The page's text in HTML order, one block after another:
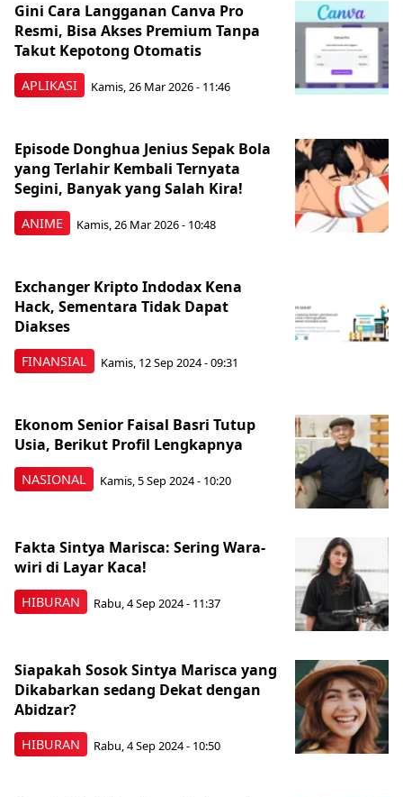
APLIKASI
Gini Cara Langganan Canva Pro
Resmi, Bisa Akses Premium Tanpa
Takut Kepotong Otomatis
Kamis, 26 Mar 2026 - 11:46
ANIME
Episode Donghua Jenius Sepak Bola
yang Terlahir Kembali Ternyata
Segini, Banyak yang Salah Kira!
Kamis, 26 Mar 2026 - 10:48
FINANSIAL
Exchanger Kripto Indodax Kena
Hack, Sementara Tidak Dapat
Diakses
Kamis, 12 Sep 2024 - 09:31
NASIONAL
Ekonom Senior Faisal Basri Tutup
Usia, Berikut Profil Lengkapnya
Kamis, 5 Sep 2024 - 10:20
HIBURAN
Fakta Sintya Marisca: Sering Wara-
wiri di Layar Kaca!
Rabu, 4 Sep 2024 - 11:37
HIBURAN
Siapakah Sosok Sintya Marisca yang
Dikabarkan sedang Dekat dengan
Abidzar?
Rabu, 4 Sep 2024 - 10:50